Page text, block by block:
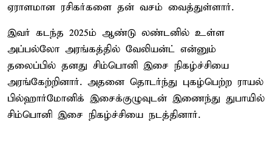
ஏராளமான ரசிகர்களை தன் வசம் வைத்துள்ளார்.
இவர் கடந்த 2025ம் ஆண்டு லண்டனில் உள்ள
அப்பல்லோ அரங்கத்தில் வேலியன்ட் என்னும்
தலைப்பில் தனது சிம்பொனி இசை நிகழ்ச்சியை
அரங்கேற்றினார். அதனை தொடர்ந்து புகழ்பெற்ற ராயல்
பில்ஹார்மோனிக் இசைக்குழுவுடன் இணைந்து துபாயில்
சிம்பொனி இசை நிகழ்ச்சியை நடத்தினார்.